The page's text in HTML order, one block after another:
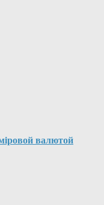
валютой